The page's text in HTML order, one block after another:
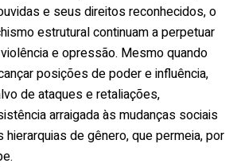
e seus direitos reconhecidos, o
estrutural continuam a perpetuar
e opressão. Mesmo quando
posições de poder e influência,
de ataques e retaliações,
arraigada às mudanças sociais
de gênero, que permeia, por